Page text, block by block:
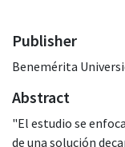
Publisher
Benemérita
Abstract
"El estudio se
de una solución